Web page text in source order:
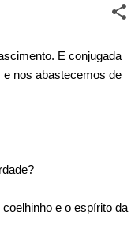
E conjugada
e nos abastecemos de
e o espírito da